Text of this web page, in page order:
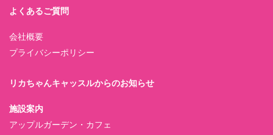
よくあるご質問
会社概要
プライバシーポリシー
リカちゃんキャッスルからのお知らせ
施設案内
アップルガーデン・カフェ